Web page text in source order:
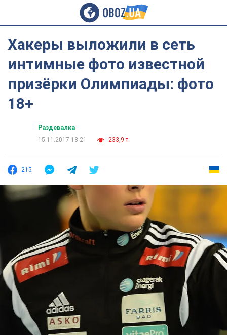
Хакеры выложили в сеть
интимные фото известной
призёрки Олимпиады: фото
18+
Раздевалка
15.11.2017 18:21
233,9 т.
215